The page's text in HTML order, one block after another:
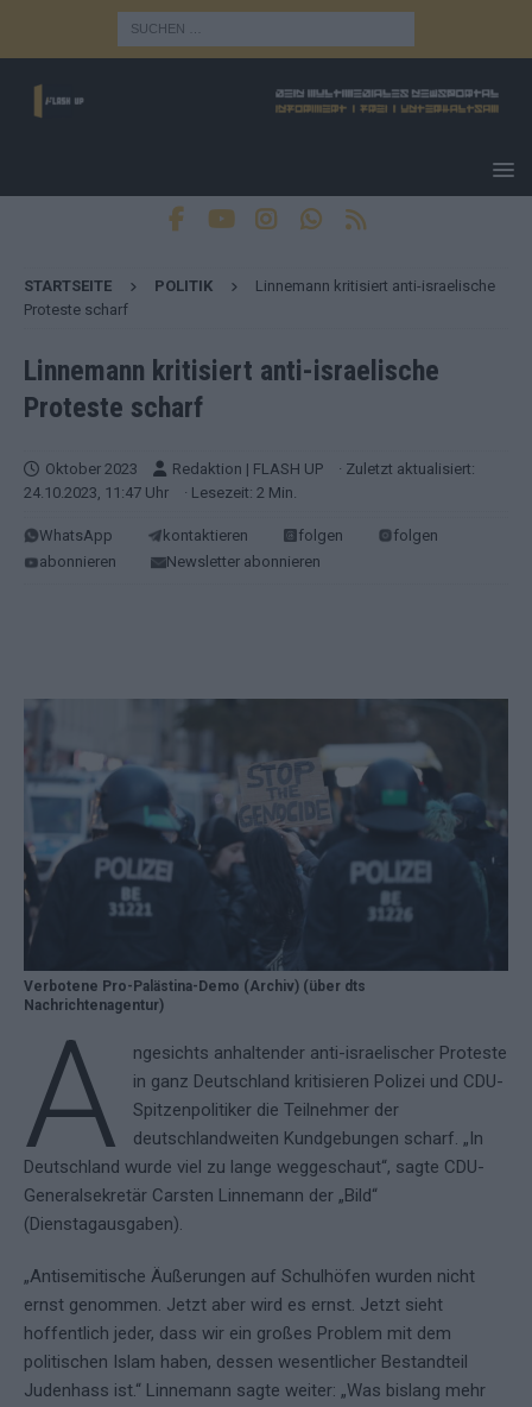
STARTSEITE POLITIK
Linnemann kritisiert anti-israelische
Proteste scharf
Linnemann kritisiert anti-israelische
Proteste scharf
Oktober 2023 Redaktion | FLASH UP
· Zuletzt aktualisiert:
24.10.2023, 11:47 Uhr
· Lesezeit: 2 Min.
WhatsApp kontaktieren folgen
folgen
abonnieren
Newsletter abonnieren
Verbotene Pro-Palästina-Demo (Archiv) (über dts
Nachrichtenagentur)
A
ngesichts anhaltender anti-israelischer Proteste
in ganz Deutschland kritisieren Polizei und CDU-
Spitzenpolitiker die Teilnehmer der
deutschlandweiten Kundgebungen scharf. „In
Deutschland wurde viel zu lange weggeschaut“, sagte CDU-
Generalsekretär Carsten Linnemann der „Bild“
(Dienstagausgaben).
„Antisemitische Äußerungen auf Schulhöfen wurden nicht
ernst genommen. Jetzt aber wird es ernst. Jetzt sieht
hoffentlich jeder, dass wir ein großes Problem mit dem
politischen Islam haben, dessen wesentlicher Bestandteil
Judenhass ist.“ Linnemann sagte weiter: „Was bislang mehr